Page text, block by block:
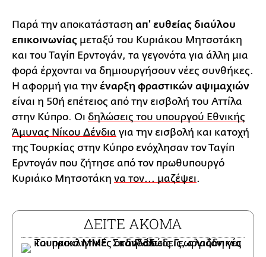
Παρά την αποκατάσταση απ' ευθείας διαύλου
επικοινωνίας μεταξύ του Κυριάκου Μητσοτάκη
και του Ταγίπ Ερντογάν, τα γεγονότα για άλλη μια
φορά έρχονται να δημιουργήσουν νέες συνθήκες.
Η αφορμή για την έναρξη φραστικών αψιμαχιών
είναι η 50ή επέτειος από την εισβολή του Αττίλα
στην Κύπρο. Οι δηλώσεις του υπουργού Εθνικής
Άμυνας Νίκου Δένδια για την εισβολή και κατοχή
της Τουρκίας στην Κύπρο ενόχλησαν τον Ταγίπ
Ερντογάν που ζήτησε από τον πρωθυπουργό
Κυριάκο Μητσοτάκη να τον... μαζέψει.
ΔΕΙΤΕ ΑΚΟΜΑ